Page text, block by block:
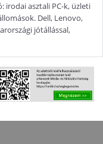
asztali PC-k, üzleti
Dell, Lenovo,
jótállással,